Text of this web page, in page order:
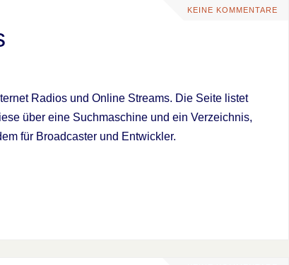
KEINE KOMMENTARE
Radios und Online Streams. Die Seite listet
über eine Suchmaschine und ein Verzeichnis,
für Broadcaster und Entwickler.